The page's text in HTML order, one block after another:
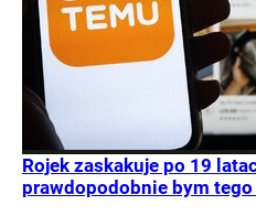
Rojek zaskakuje po 19
prawdopodobnie bym tego